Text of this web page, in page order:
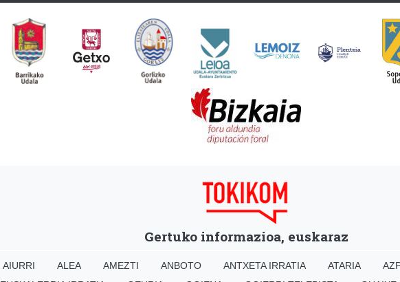
Gertuko informazioa, euskaraz
AIURRI ALEA AMEZTI ANBOTO ANTXETA IRRATIA ATARIA